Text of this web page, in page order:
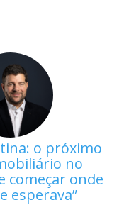
o próximo
no
começar onde
esperava